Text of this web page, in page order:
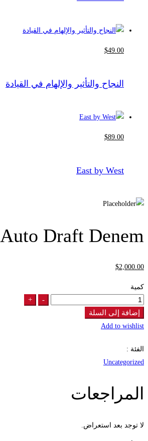
$49.00
النجاح والتأثير والإلهام في القيادة
$89.00
East by West
Auto Draft Denem
$2,000 .00
كمية
Auto
Draft
Denem
-
+
إضافة إلى السلة
Add to wishlist
الفئة :
Uncategorized
المراجعات
لا توجد بعد استعراض.